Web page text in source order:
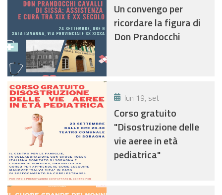
Un convengo per
ricordare la figura di
Don Prandocchi
lun 19, set
Corso gratuito
"Disostruzione delle
vie aeree in età
pediatrica"